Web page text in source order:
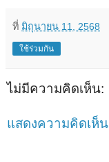
ที่ มิถุนายน 11, 2568
ใช้ร่วมกัน
ไม่มีความคิดเห็น:
แสดงความคิดเห็น